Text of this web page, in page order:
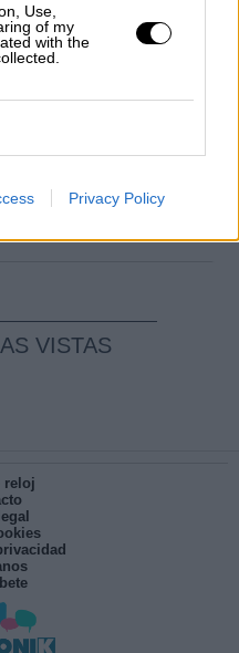
Use,
of my
with the
Privacy Policy
de
VISTAS
reloj